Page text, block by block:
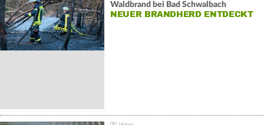
Waldbrand bei Bad Schwalbach
NEUER BRANDHERD ENTDECKT